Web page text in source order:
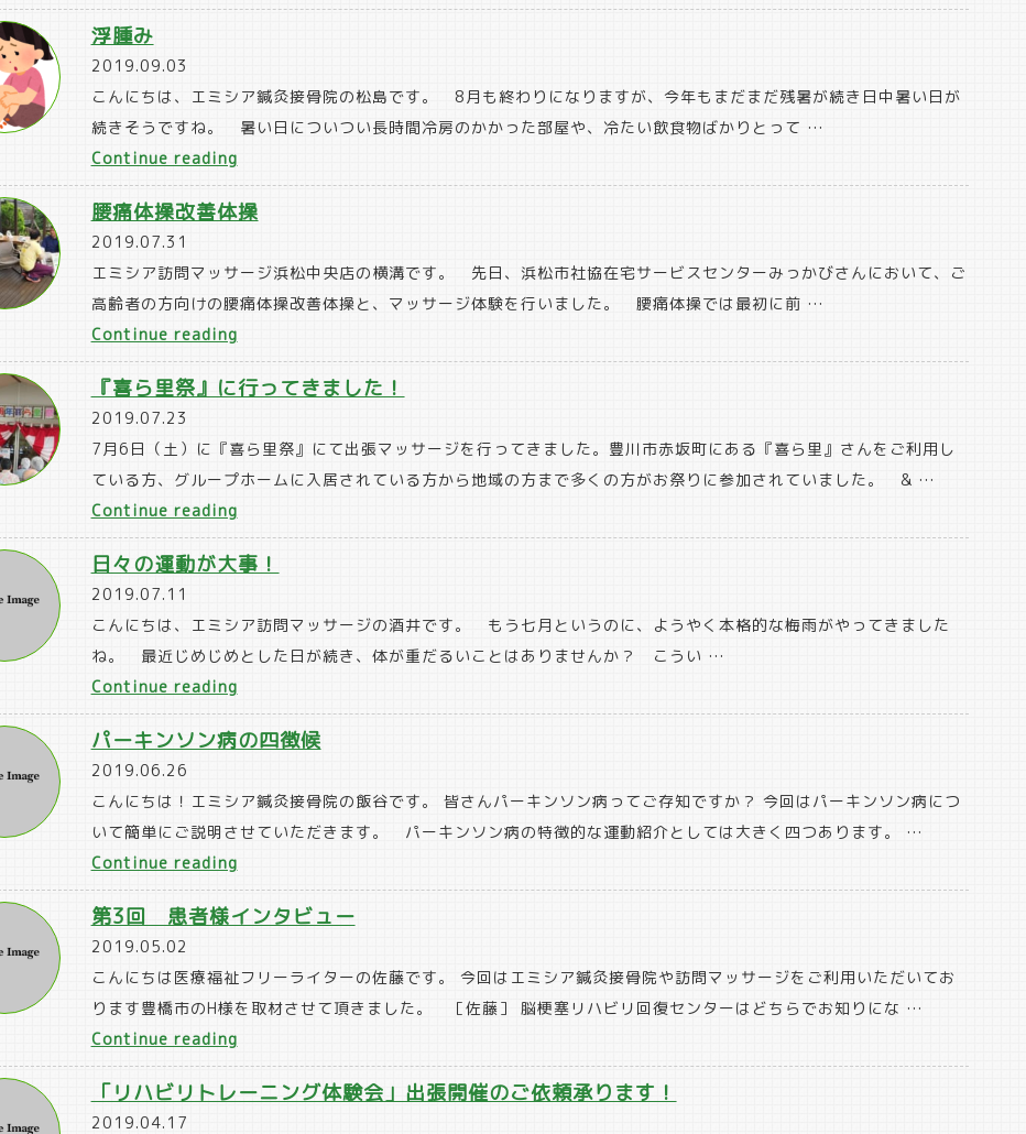
皮
浮腫み
2019.09.03
こんにちは、エミシア鍼灸接骨院の松島です。 8月も終わりになりますが、今年もまだまだ残暑が続き日中暑い日が
続きそうですね。 暑い日についつい長時間冷房のかかった部屋や、冷たい飲食物ばかりとって …
Continue reading“浮
腫
み”
腰痛体操改善体操
2019.07.31
エミシア訪問マッサージ浜松中央店の横溝です。 先日、浜松市社協在宅サービスセンターみっかびさんにおいて、ご
高齢者の方向けの腰痛体操改善体操と、マッサージ体験を行いました。 腰痛体操では最初に前 …
Continue reading“腰
痛
体
改
善
体
操”
『喜ら里祭』に行ってきました！
2019.07.23
7月6日（土）に『喜ら里祭』にて出張マッサージを行ってきました。豊川市赤坂町にある『喜ら里』さんをご利用し
ている方、グループホームに入居されている方から地域の方まで多くの方がお祭りに参加されていました。 & …
Continue reading“『喜
ら
里
に
行
っ
き
日々の運動が大事！
2019.07.11
こんにちは、エミシア訪問マッサージの酒井です。 もう七月というのに、ようやく本格的な梅雨がやってきました
ね。 最近じめじめとした日が続き、体が重だるいことはありませんか？ こうい …
Continue reading“日々
の
運
が
大
事！”
パーキンソン病の四徴候
2019.06.26
こんにちは！エミシア鍼灸接骨院の飯谷です。 皆さんパーキンソン病ってご存知ですか？ 今回はパーキンソン病につ
いて簡単にご説明させていただきます。 パーキンソン病の特徴的な運動紹介としては大きく四つあります。 …
Continue reading“パ
ー
キ
ソ
ン
病
四
第3回 患者様インタビュー
2019.05.02
こんにちは医療福祉フリーライターの佐藤です。 今回はエミシア鍼灸接骨院や訪問マッサージをご利用いただいてお
ります豊橋市のH様を取材させて頂きました。 ［佐藤］ 脳梗塞リハビリ回復センターはどちらでお知りにな …
Continue reading“第
3
回
「リハビリトレーニング体験会」出張開催のご依頼承ります！
2019.04.17